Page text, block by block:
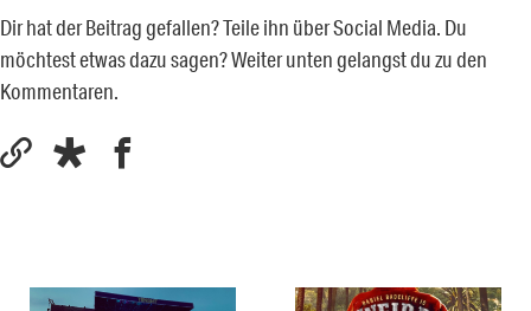
Dir hat der Beitrag gefallen? Teile ihn über Social Media. Du
möchtest etwas dazu sagen? Weiter unten gelangst du zu den
Kommentaren.